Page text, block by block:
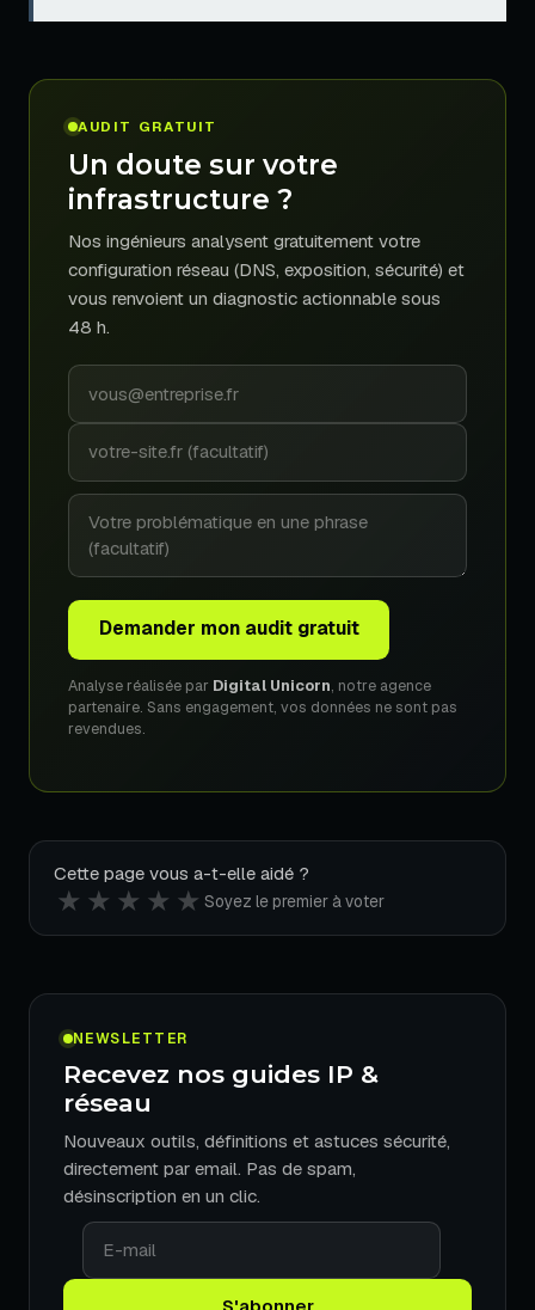
AUDIT GRATUIT
Un doute sur votre
infrastructure ?
Nos ingénieurs analysent gratuitement votre
configuration réseau (DNS, exposition, sécurité) et
vous renvoient un diagnostic actionnable sous
48 h.
Demander mon audit gratuit
Analyse réalisée par Digital Unicorn, notre agence
partenaire. Sans engagement, vos données ne sont pas
revendues.
Cette page vous a-t-elle aidé ?
★ ★ ★ ★ ★ Soyez le premier à voter
NEWSLETTER
Recevez nos guides IP &
réseau
Nouveaux outils, définitions et astuces sécurité,
directement par email. Pas de spam,
désinscription en un clic.